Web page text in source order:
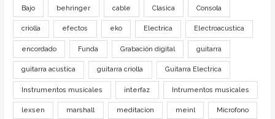
Bajo behringer cable Clasica Consola
criolla efectos eko Electrica Electroacustica
encordado Funda Grabación digital guitarra
guitarra acustica guitarra criolla Guitarra Electrica
Instrumentos musicales interfaz Intrumentos musicales
lexsen marshall meditacion meinl Microfono